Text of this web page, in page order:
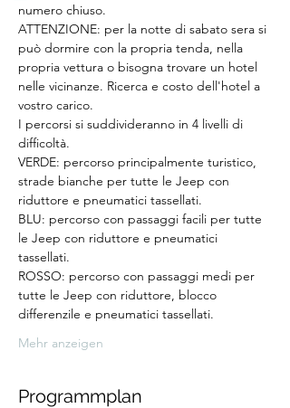
numero chiuso.
ATTENZIONE: per la notte di sabato sera si
può dormire con la propria tenda, nella
propria vettura o bisogna trovare un hotel
nelle vicinanze. Ricerca e costo dell'hotel a
vostro carico.
I percorsi si suddivideranno in 4 livelli di
difficoltà.
VERDE: percorso principalmente turistico,
strade bianche per tutte le Jeep con
riduttore e pneumatici tassellati.
BLU: percorso con passaggi facili per tutte
le Jeep con riduttore e pneumatici
tassellati.
ROSSO: percorso con passaggi medi per
tutte le Jeep con riduttore, blocco
differenzile e pneumatici tassellati.
Mehr anzeigen
Programmplan